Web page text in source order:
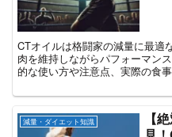
CTオイルは格闘家の減量に最適
肉を維持しながらパフォーマン
的な使い方や注意点、実際の食
減量・ダイエット知識
【